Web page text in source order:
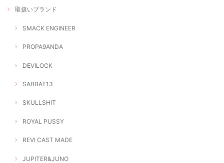
取扱いブランド
SMACK ENGINEER
PROPA9ANDA
DEVILOCK
SABBAT13
SKULLSHIT
ROYAL PUSSY
REVI CAST MADE
JUPITER&JUNO